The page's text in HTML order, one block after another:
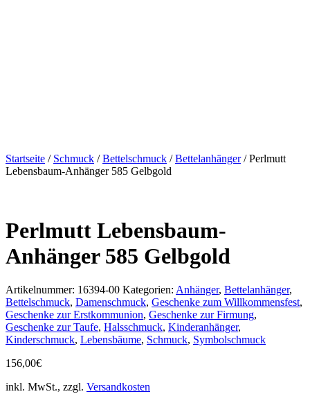
Startseite / Schmuck /Bettelschmuck /Bettelanhänger/ Perlmutt
Lebensbaum-Anhänger 585 Gelbgold
Perlmutt Lebensbaum-
Anhänger 585 Gelbgold
Artikelnummer: 16394-00 Kategorien: Anhänger, Bettelanhänger,
Bettelschmuck, Damenschmuck, Geschenke zum Willkommensfest,
Geschenke zur Erstkommunion, Geschenke zur Firmung,
Geschenke zur Taufe, Halsschmuck, Kinderanhänger,
Kinderschmuck, Lebensbäume, Schmuck, Symbolschmuck
156,00€
inkl. MwSt., zzgl. Versandkosten